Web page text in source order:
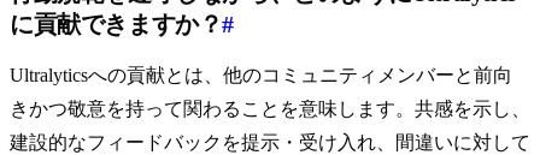
に貢献できますか？#
Ultralyticsへの貢献とは、他のコミュニティメンバーと前向
きかつ敬意を持って関わることを意味します。共感を示し、
建設的なフィードバックを提示・受け入れ、間違いに対して